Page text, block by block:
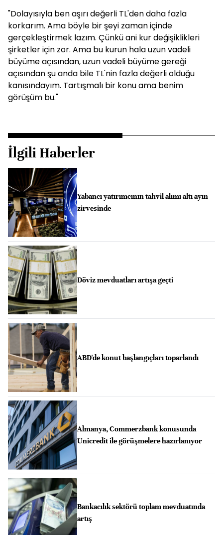
"Dolayısıyla ben aşırı değerli TL'den daha fazla
korkarım. Ama böyle bir şeyi zaman içinde
gerçekleştirmek lazım. Çünkü ani kur değişiklikleri
şirketler için zor. Ama bu kurun hala uzun vadeli
büyüme açısından, uzun vadeli büyüme gereği
açısından şu anda bile TL'nin fazla değerli olduğu
kanısındayım. Tartışmalı bir konu ama benim
görüşüm bu."
İlgili Haberler
Yabancı yatırımcının tahvil alımı altı ayın
zirvesinde
Döviz mevduatları artışa geçti
ABD'de konut başlangıçları toparlandı
Almanya, Commerzbank konusunda
Unicredit ile görüşmelere hazırlanıyor
Bankacılık sektörü toplam mevduatında
artış